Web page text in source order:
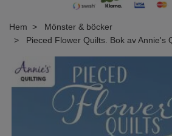
Hem
Mönster & böcker
Pieced Flower Quilts. Bok av Annie's